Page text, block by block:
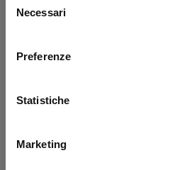
momento dalla Dichiarazione sui
delNecessari
Preferenze
Statistiche
Marketing
Application error: a client-side
browser console for